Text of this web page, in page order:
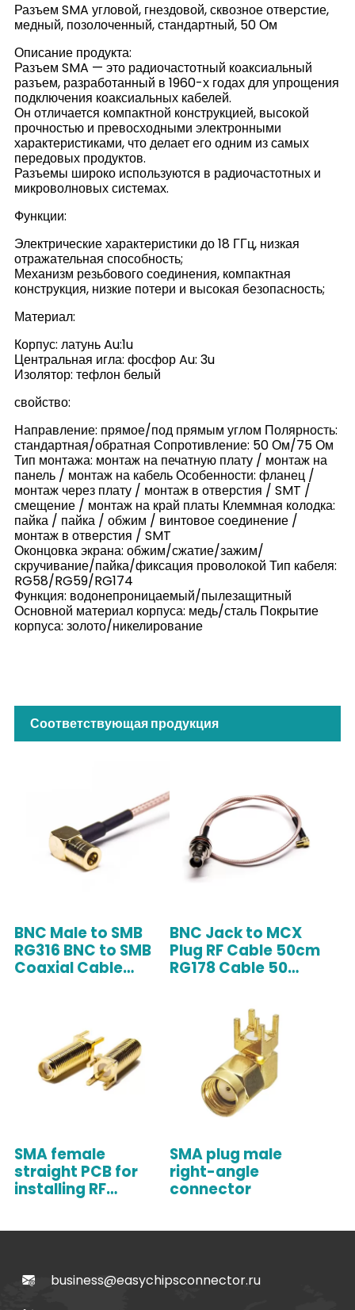
Разъем SMA угловой, гнездовой, сквозное отверстие,
медный, позолоченный, стандартный, 50 Ом
Описание продукта:
Разъем SMA — это радиочастотный коаксиальный
разъем, разработанный в 1960-х годах для упрощения
подключения коаксиальных кабелей.
Он отличается компактной конструкцией, высокой
прочностью и превосходными электронными
характеристиками, что делает его одним из самых
передовых продуктов.
Разъемы широко используются в радиочастотных и
микроволновых системах.
Функции:
Электрические характеристики до 18 ГГц, низкая
отражательная способность;
Механизм резьбового соединения, компактная
конструкция, низкие потери и высокая безопасность;
Материал:
Корпус: латунь Au:1u
Центральная игла: фосфор Au: 3u
Изолятор: тефлон белый
свойство:
Направление: прямое/под прямым углом Полярность:
стандартная/обратная Сопротивление: 50 Ом/75 Ом
Тип монтажа: монтаж на печатную плату / монтаж на
панель / монтаж на кабель Особенности: фланец /
монтаж через плату / монтаж в отверстия / SMT /
смещение / монтаж на край платы Клеммная колодка:
пайка / пайка / обжим / винтовое соединение /
монтаж в отверстия / SMT
Оконцовка экрана: обжим/сжатие/зажим/
скручивание/пайка/фиксация проволокой Тип кабеля:
RG58/RG59/RG174
Функция: водонепроницаемый/пылезащитный
Основной материал корпуса: медь/сталь Покрытие
корпуса: золото/никелирование
Соответствующая продукция
BNC Male to SMB
RG316 BNC to SMB
Coaxial Cable
BNC Jack to MCX
Plug RF Cable 50cm
RG178 Cable 50
SMA female
straight PCB for
installing RF
SMA plug male
right-angle
connector
business@easychipsconnector.ru